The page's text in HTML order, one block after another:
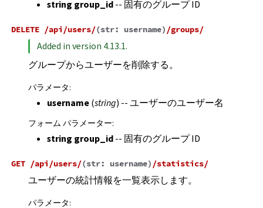
string group_id-- 固有のグループ ID
DELETE /api/users/(str: username) /groups/
Added in version 4.13.1.
グループからユーザーを削除する。
パラメータ:
username(string) -- ユーザーのユーザー名
フォーム パラメーター:
string group_id-- 固有のグループ ID
GET /api/users/(str: username) /statistics/
ユーザーの統計情報を一覧表示します。
パラメータ: